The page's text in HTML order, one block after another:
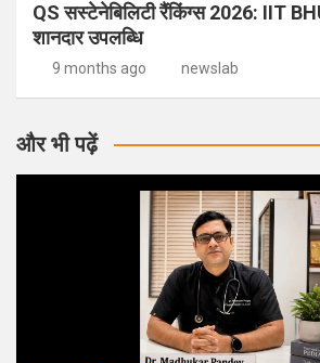
QS सस्टेनेबिलिटी रैंकिंग्स 2026: IIT
शानदार उपलब्धि
9 months ago newslab
और भी पढ़ें